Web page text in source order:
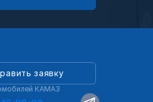
заявку
КАМАЗ